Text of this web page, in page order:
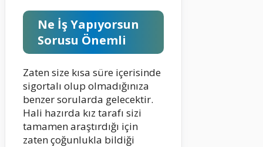
Ne İş Yapıyorsun
Sorusu Önemli
Zaten size kısa süre içerisinde
sigortalı olup olmadığınıza
benzer sorularda gelecektir.
Hali hazırda kız tarafı sizi
tamamen araştırdığı için
zaten çoğunlukla bildiği